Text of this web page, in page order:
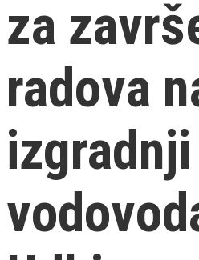
za
radova
izgradnji